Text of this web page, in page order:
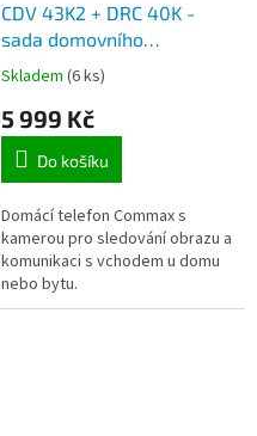
CDV 43K2 + DRC 40K -
sada domovního
videotelefonu a venkovní
stanice Commax,
povrchová montáž tabla
Skladem (6 ks)
5 999 Kč
Do košíku
Domácí telefon Commax s
kamerou pro sledování obrazu a
komunikaci s vchodem u domu
nebo bytu.